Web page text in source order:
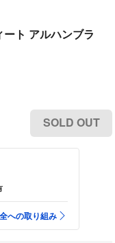
ト アルハンブラ
SOLD OUT
への取り組み